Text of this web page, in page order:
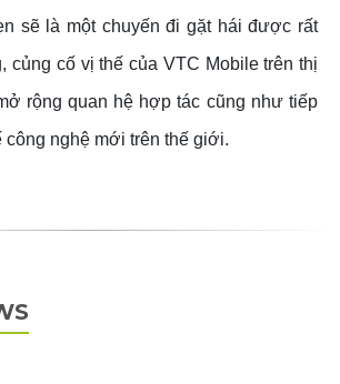
sẽ là một chuyến đi gặt hái được rất
củng cố vị thế của VTC Mobile trên thị
rộng quan hệ hợp tác cũng như tiếp
công nghệ mới trên thế giới.